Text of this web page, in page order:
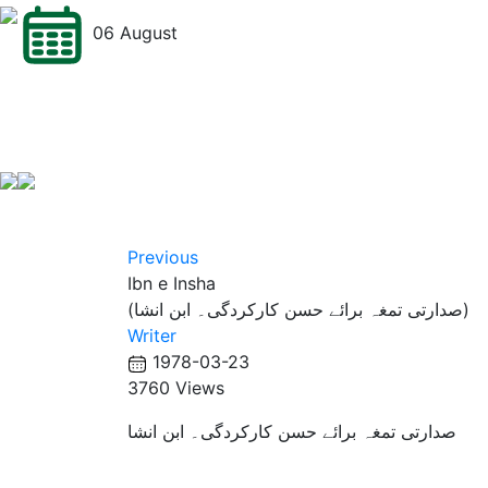
06 August
Previous
Ibn e Insha
(صدارتی تمغہ برائے حسن کارکردگی۔ ابن انشا)
Writer
1978-03-23
3760 Views
صدارتی تمغہ برائے حسن کارکردگی۔ ابن انشا